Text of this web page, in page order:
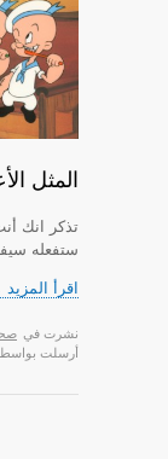
المثل
تذكر انك
ستفعله
اقرأ
نشرت في
أرسلت